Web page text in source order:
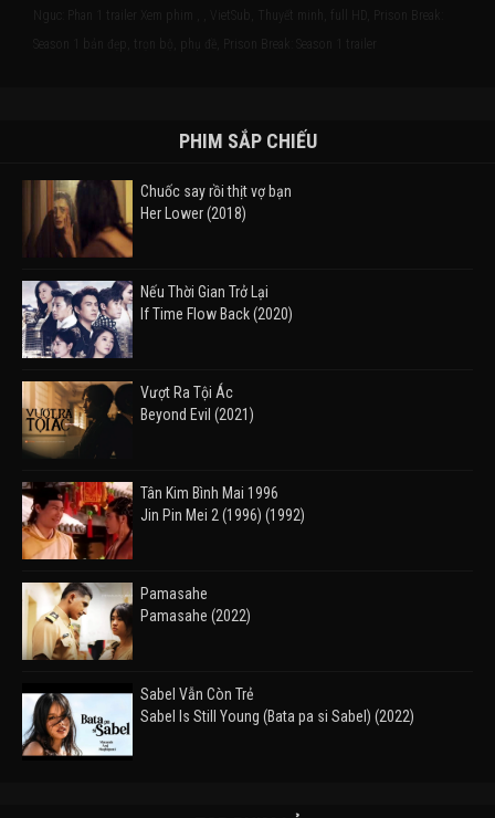
Nguc: Phan 1 trailer Xem phim , , VietSub, Thuyết minh, full HD, Prison Break:
Season 1 bản đẹp, trọn bộ, phụ đề, Prison Break: Season 1 trailer
PHIM SẮP CHIẾU
Chuốc say rồi thịt vợ bạn
Her Lower (2018)
Nếu Thời Gian Trở Lại
If Time Flow Back (2020)
Vượt Ra Tội Ác
Beyond Evil (2021)
Tân Kim Bình Mai 1996
Jin Pin Mei 2 (1996) (1992)
Pamasahe
Pamasahe (2022)
Sabel Vẫn Còn Trẻ
Sabel Is Still Young (Bata pa si Sabel) (2022)